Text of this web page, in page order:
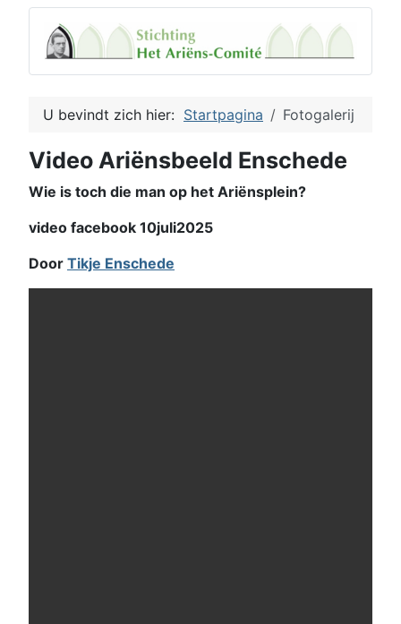
U bevindt zich hier: Startpagina Fotogalerij
Video Ariënsbeeld Enschede
Wie is toch die man op het Ariënsplein?
video facebook 10juli2025
Door Tikje Enschede